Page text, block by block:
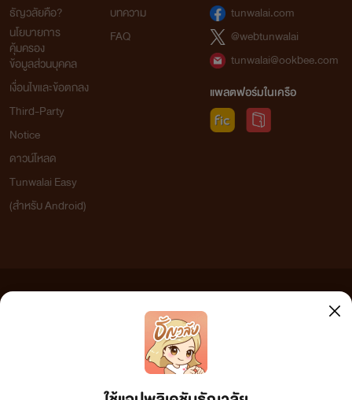
ธัญวลัยคือ?
นโยบายการ
คุ้มครอง
ข้อมูลส่วนบุคคล
เงื่อนไขและข้อตกลง
Third-Party
Notice
ดาวน์โหลด
Tunwalai Easy
(สำหรับ Android)
บทความ
FAQ
tunwalai.com
@webtunwalai
tunwalai@ookbee.com
แพลตฟอร์มในเครือ
เว็บไซต์แห่งนี้ไม่ได้เห็นด้วยและไม่ขอรับผิดชอบต่อข้อความใดๆ ทั้งสิ้น ดังนั้นผู้อ่านทุกท่านโปรดใช้
วิจารณญาณในการกลั่นกรองด้วยตนเอง และหากท่านพบข้อความใดๆ ที่ขัดต่อกฎหมายและศีลธรรม
กรุณาแจ้งมาที่ tunwalai@ookbee.com เพื่อทีมงานจะได้ดำเนินการในทันที ทั้งนี้ ทางเว็บไซต์ขอสงวน
ลิขสิทธิ์ตามพระราชบัญญัติลิขสิทธิ์ (ฉบับเพิ่มเติม) พ.ศ.2558